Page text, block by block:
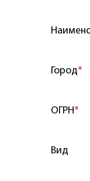
Город*
ОГРН*
Вид